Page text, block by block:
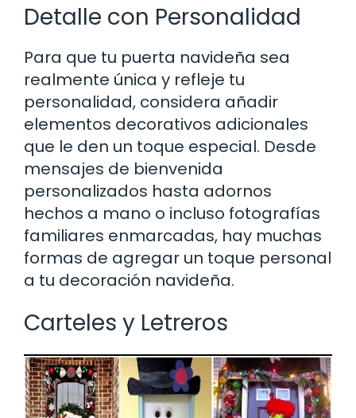
Detalle con Personalidad
Para que tu puerta navideña sea
realmente única y refleje tu
personalidad, considera añadir
elementos decorativos adicionales
que le den un toque especial. Desde
mensajes de bienvenida
personalizados hasta adornos
hechos a mano o incluso fotografías
familiares enmarcadas, hay muchas
formas de agregar un toque personal
a tu decoración navideña.
Carteles y Letreros